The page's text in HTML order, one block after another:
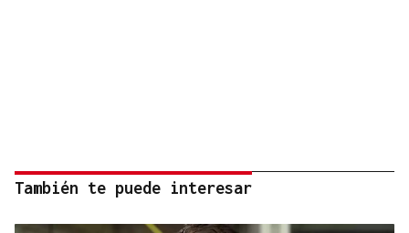
También te puede interesar